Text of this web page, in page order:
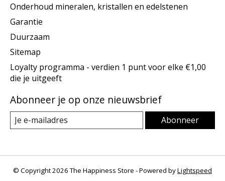
Onderhoud mineralen, kristallen en edelstenen
Garantie
Duurzaam
Sitemap
Loyalty programma - verdien 1 punt voor elke €1,00
die je uitgeeft
Abonneer je op onze nieuwsbrief
Abonneer
© Copyright 2026 The Happiness Store - Powered byLightspeed